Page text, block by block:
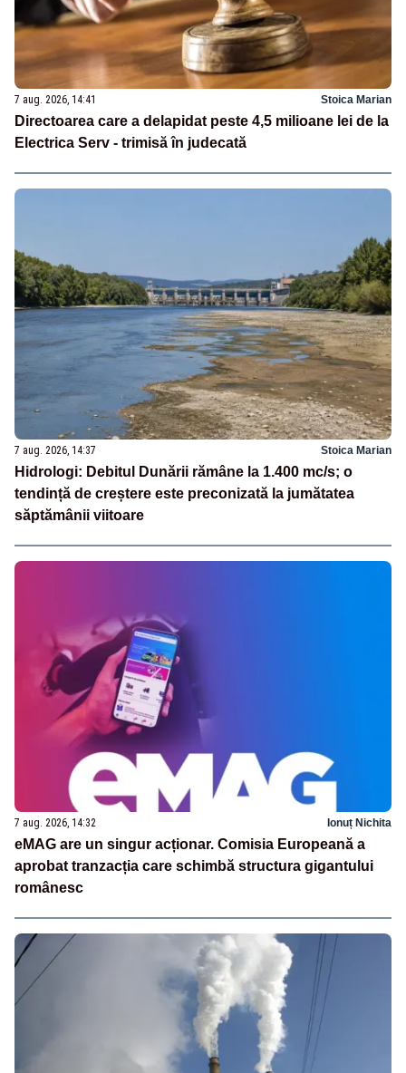
7 aug. 2026, 14:41 Stoica Marian
Directoarea care a delapidat peste 4,5 milioane lei de la
Electrica Serv - trimisă în judecată
7 aug. 2026, 14:37 Stoica Marian
Hidrologi: Debitul Dunării rămâne la 1.400 mc/s; o
tendință de creștere este preconizată la jumătatea
săptămânii viitoare
7 aug. 2026, 14:32 Ionuț Nichita
eMAG are un singur acționar. Comisia Europeană a
aprobat tranzacția care schimbă structura gigantului
românesc